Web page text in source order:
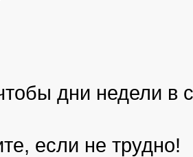
дни недели в
если не трудно!